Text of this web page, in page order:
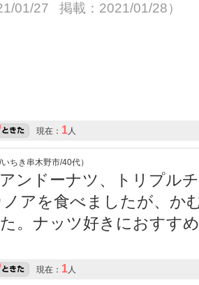
01/27 掲載：2021/01/28）
現在： 1人
ちき串木野市/40代）
ンドーナツ、トリプル
アを食べましたが、か
。ナッツ好きにおすす
現在： 1人